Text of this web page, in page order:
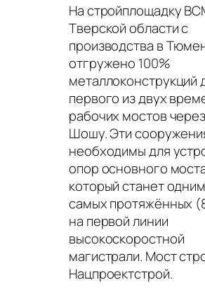
На стройплощадку
Тверской области с
производства в
отгружено 100%
металлоконструкций
первого из двух
рабочих мостов
Шошу. Эти
необходимы для
опор основного
который станет
самых протяжённых
на первой линии
высокоскоростной
магистрали. Мост
Нацпроектстрой.